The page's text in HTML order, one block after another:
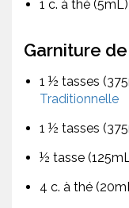
1 c. à thé
Garniture
1 ½ tasses
Traditionnelle
1 ½ tasses
½ tasse
4 c. à thé